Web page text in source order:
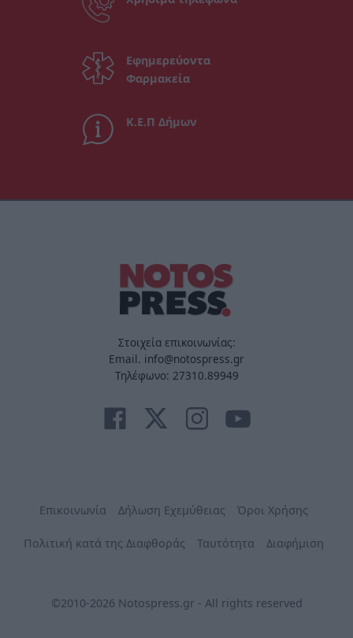
Εφημερεύοντα
Φαρμακεία
Κ.Ε.Π Δήμων
Στοιχεία επικοινωνίας:
Email. info@notospress.gr
Τηλέφωνο: 27310.89949
Επικοινωνία Δήλωση Εχεμύθειας Όροι Χρήσης
Πολιτική κατά της Διαφθοράς Ταυτότητα Διαφήμιση
©2010-2026 Notospress.gr - All rights reserved